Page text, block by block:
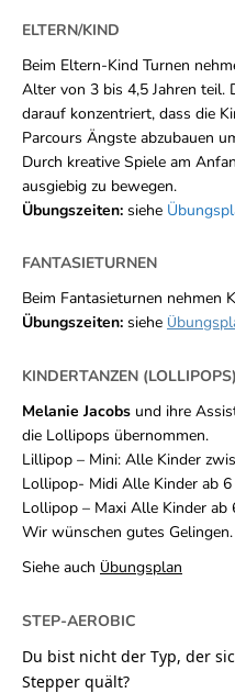
ELTERN/KIND
Beim Eltern-Kind Turnen
Alter von 3 bis 4,5 Jahren teil.
darauf konzentriert, dass die
Parcours Ängste abzubauen
Durch kreative Spiele am
ausgiebig zu bewegen.
Übungszeiten: siehe
FANTASIETURNEN
Beim Fantasieturnen nehmen
Übungszeiten: siehe Ü
KINDERTANZEN (LOLLIPOPS)
Melanie Jacobs und ihre
die Lollipops übernommen.
Lillipop – Mini: Alle Kinder
Lollipop- Midi Alle Kinder ab 6
Lollipop – Maxi Alle Kinder ab
Wir wünschen gutes Gelingen.
Siehe auch Übungsplan
STEP-AEROBIC
Du bist nicht der Typ, der
Stepper quält?